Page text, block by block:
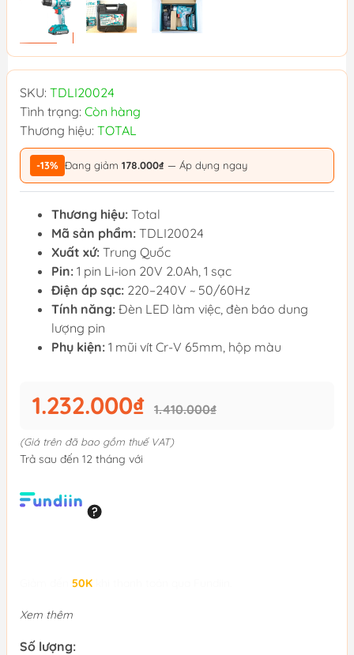
SKU: TDLI20024
Tình trạng: Còn hàng
Thương hiệu: TOTAL
-13% Đang giảm 178.000₫ — Áp dụng ngay
Thương hiệu: Total
Mã sản phẩm: TDLI20024
Xuất xứ: Trung Quốc
Pin: 1 pin Li-ion 20V 2.0Ah, 1 sạc
Điện áp sạc: 220–240V ~ 50/60Hz
Tính năng: Đèn LED làm việc, đèn báo dung
lượng pin
Phụ kiện: 1 mũi vít Cr-V 65mm, hộp màu
1.232.000₫ 1.410.000₫
(Giá trên đã bao gồm thuế VAT)
Trả sau đến 12 tháng với
50K
Xem thêm
Số lượng: